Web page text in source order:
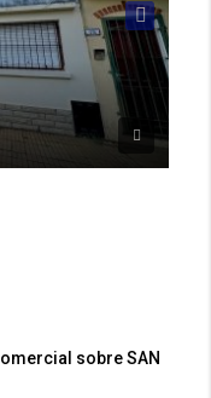
sobre SAN